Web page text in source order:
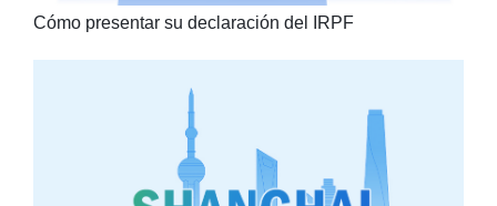
Cómo presentar su declaración del IRPF